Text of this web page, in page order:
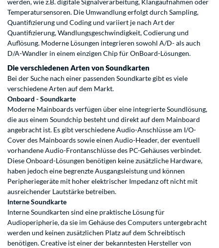
Temperatursensoren. Die Umwandlung erfolgt durch Sampling,
Quantifizierung und Coding und variiert je nach Art der
Quantifizierung, Wandlungsgeschwindigkeit, Codierung und
Auflösung. Moderne Lösungen integrieren sowohl A/D- als auch
D/A-Wandler in einem einzigen Chip für OnBoard-Lösungen.
Die verschiedenen Arten von Soundkarten
Bei der Suche nach einer passenden Soundkarte gibt es viele
verschiedene Arten auf dem Markt.
Onboard - Soundkarte
Moderne Mainboards verfügen über eine integrierte Soundlösung,
die aus einem Soundchip besteht und direkt auf dem Mainboard
angebracht ist. Es gibt verschiedene Audio-Anschlüsse am I/O-
Cover des Mainboards sowie einen Audio-Header, der eventuell
vorhandene Audio-Frontanschlüsse des PC-Gehäuses verbindet.
Diese Onboard-Lösungen benötigen keine zusätzliche Hardware,
haben jedoch eine begrenzte Ausgangsleistung und können
Peripheriegeräte mit hoher elektrischer Impedanz oft nicht mit
ausreichender Lautstärke betreiben.
Interne Soundkarte
Interne Soundkarten sind eine praktische Lösung für
Audioperipherie, da sie im Gehäuse des Computers untergebracht
werden und keinen zusätzlichen Platz auf dem Schreibtisch
benötigen. Creative ist einer der bekanntesten Hersteller von